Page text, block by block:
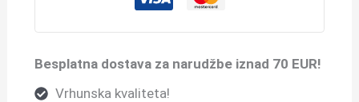
Besplatna dostava za narudžbe iznad 70 EUR!
Vrhunska kvaliteta!